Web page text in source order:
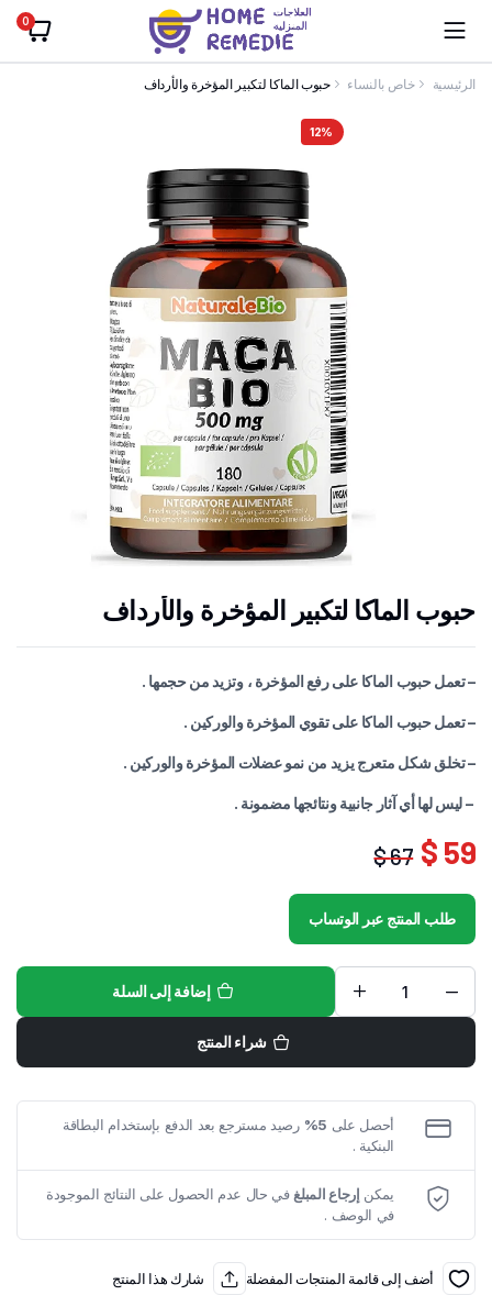
0
الرئيسية خاص بالنساء حبوب الماكا لتكبير المؤخرة والأرداف
12%
حبوب الماكا لتكبير المؤخرة والأرداف
– تعمل حبوب الماكا على رفع المؤخرة ، وتزيد من حجمها .
– تعمل حبوب الماكا على تقوي المؤخرة والوركين .
– تخلق شكل متعرج يزيد من نمو عضلات المؤخرة والوركين .
– ليس لها أي آثار جانبية ونتائجها مضمونة .
67 $
الأصلي
هو:
67 $.
59 $
الحالي
هو:
59 $.
طلب المنتج عبر الوتساب
حبوب
الماكا
لتكبير
والأرداف
إضافة إلى السلة
شراء المنتج
أحصل على 5%
رصيد مسترجع بعد الدفع بإستخدام البطاقة
البنكية .
يمكن إرجاع المبلغ في حال عدم الحصول على النتائج الموجودة
في الوصف .
أضف إلى قائمة المنتجات المفضلة شارك هذا المنتج